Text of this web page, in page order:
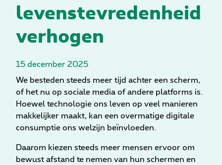
levenstevredenheid
verhogen
15 december 2025
We besteden steeds meer tijd achter een scherm,
of het nu op sociale media of andere platforms is.
Hoewel technologie ons leven op veel manieren
makkelijker maakt, kan een overmatige digitale
consumptie ons welzijn beïnvloeden.
Daarom kiezen steeds meer mensen ervoor om
bewust afstand te nemen van hun schermen en